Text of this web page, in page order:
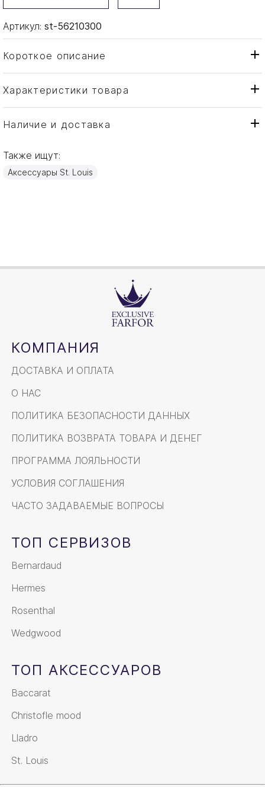
Артикул: st-56210300
Короткое описание
Характеристики товара
Тип товара
Пресс-папье
Бренд
Страна производителя
Материал
Наличие и доставка
Также ищут:
Аксессуары St. Louis
КОМПАНИЯ
ДОСТАВКА И ОПЛАТА
О НАС
ПОЛИТИКА БЕЗОПАСНОСТИ ДАННЫХ
ПОЛИТИКА ВОЗВРАТА ТОВАРА И ДЕНЕГ
ПРОГРАММА ЛОЯЛЬНОСТИ
УСЛОВИЯ СОГЛАШЕНИЯ
ЧАСТО ЗАДАВАЕМЫЕ ВОПРОСЫ
ТОП СЕРВИЗОВ
Bernardaud
Hermes
Rosenthal
Wedgwood
ТОП АКСЕССУАРОВ
Baccarat
Christofle mood
Lladro
St. Louis